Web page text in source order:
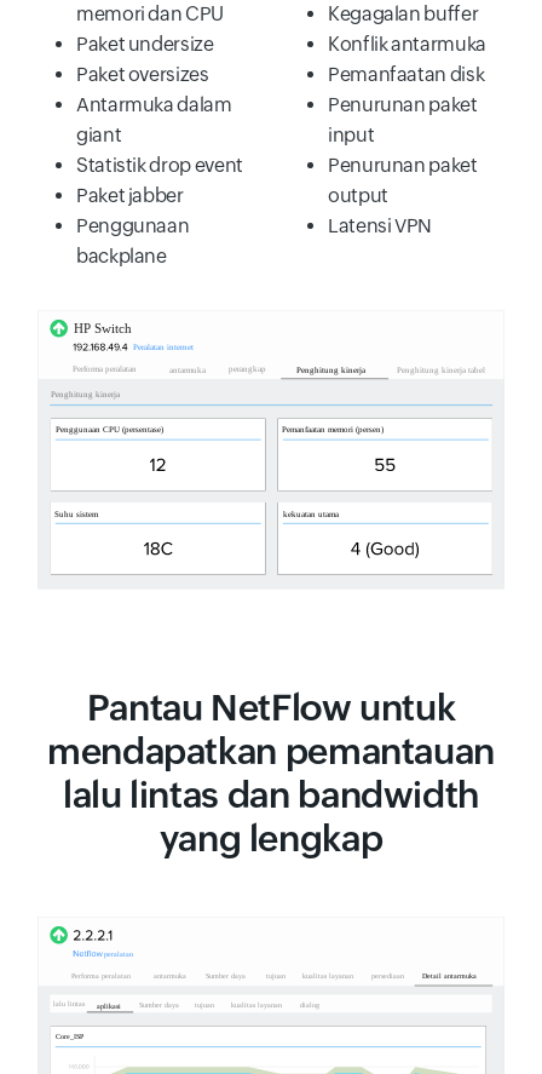
memori dan CPU
Paket undersize
Paket oversizes
Antarmuka dalam
giant
Statistik drop event
Paket jabber
Penggunaan
backplane
Kegagalan buffer
Konflik antarmuka
Pemanfaatan disk
Penurunan paket
input
Penurunan paket
output
Latensi VPN
Pantau NetFlow untuk
mendapatkan pemantauan
lalu lintas dan bandwidth
yang lengkap